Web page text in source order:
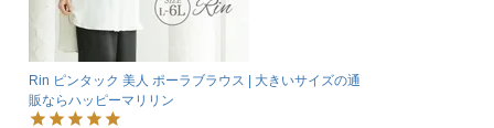
Rin ピンタック 美人 ポーラブラウス | 大きいサイズの通
販ならハッピーマリリン